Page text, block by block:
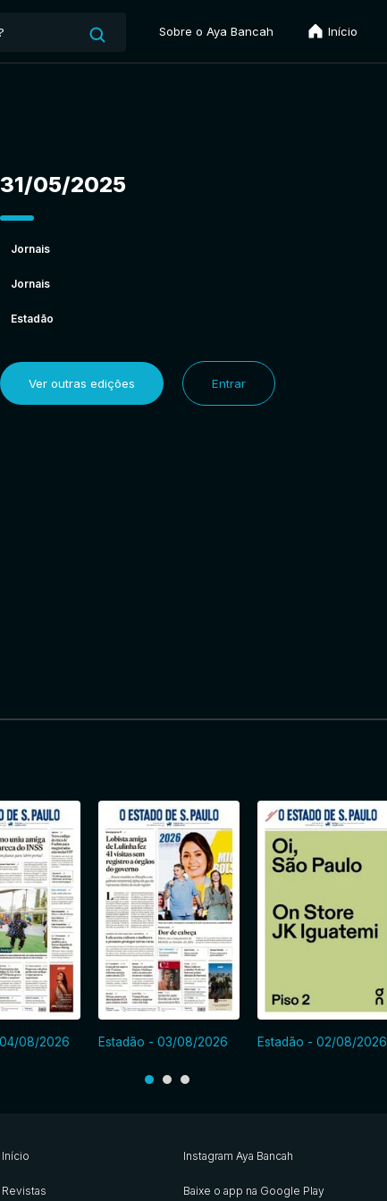
Sobre o Aya Bancah Início
31/05/2025
Jornais
Jornais
Estadão
Ver outras edições Entrar
08/2026 Estadão - 03/08/2026 Estadão - 02/08/2026
Início
Revistas
Instagram Aya Bancah
Baixe o app na Google Play